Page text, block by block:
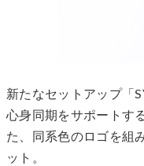
新たなセットアップ「
心身同期をサポートす
た、同系色のロゴを組
ット。